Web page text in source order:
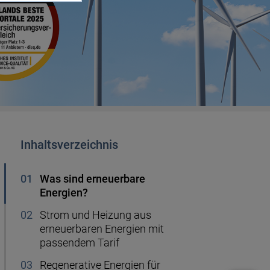
Ablauf Hauskauf
50.000 Euro anlegen
Firmendepot
Festgeld anlegen
Sparen für Kinder
Altersvorsorge
Kredit für Rentner
50.000 Euro Kredit
Gas sparen
Handyvertrag kündigen
Wie viel Mbit brauche ich?
Inhaltsverzeichnis
Was sind erneuerbare
Energien?
Strom und Heizung aus
erneuerbaren Energien mit
passendem Tarif
Regenerative Energien für